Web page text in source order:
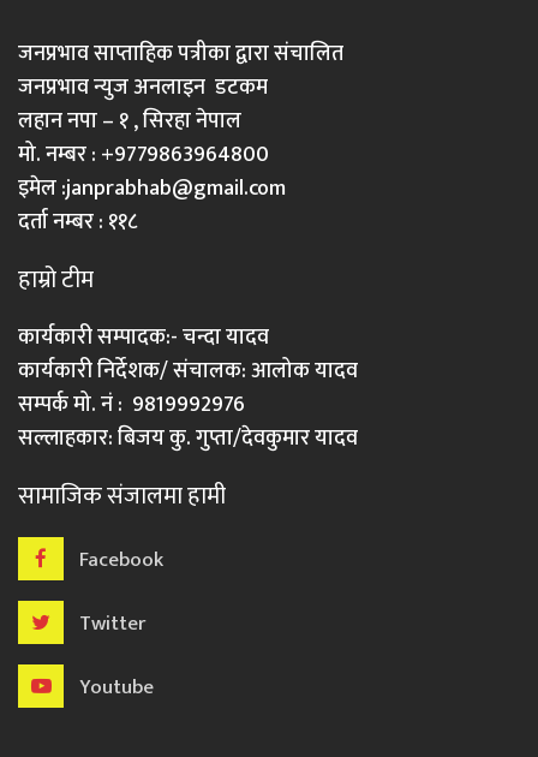
जनप्रभाव साप्ताहिक पत्रीका द्वारा संचालित
जनप्रभाव न्युज अनलाइन डटकम
लहान नपा – १ , सिरहा नेपाल
मो. नम्बर : +9779863964800
इमेल :janprabhab@gmail.com
दर्ता नम्बर : ११८
हाम्रो टीम
कार्यकारी सम्पादक:- चन्दा यादव
कार्यकारी निर्देशक/ संचालक: आलोक यादव
सम्पर्क मो. नं : 9819992976
सल्लाहकार: बिजय कु. गुप्ता/देवकुमार यादव
सामाजिक संजालमा हामी
Facebook
Twitter
Youtube